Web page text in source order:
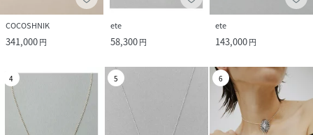
COCOSHNIK
341,000円
ete
58,300円
ete
143,000円
4 5 6